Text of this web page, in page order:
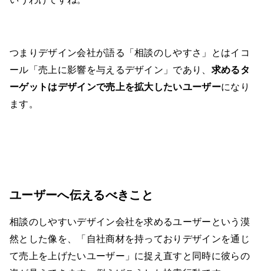
つまりデザイン会社が語る「相談のしやすさ」とはイコ
ール「売上に影響を与えるデザイン」であり、 求めるタ
ーゲットはデザインで売上を拡大したいユーザーになり
ます。
ユーザーへ伝えるべきこと
相談のしやすいデザイン会社を求めるユーザーという漠
然とした像を、「自社商材を持っておりデザインを通じ
て売上を上げたいユーザー」に捉え直すと同時に彼らの